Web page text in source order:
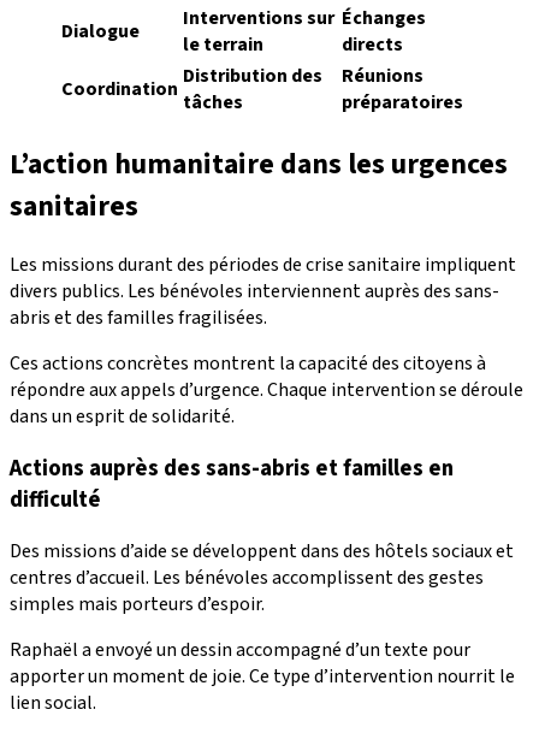
Dialogue
Interventions sur
le terrain
Échanges
directs
Coordination Distribution des
tâches
Réunions
préparatoires
L’action humanitaire dans les urgences
sanitaires
Les missions durant des périodes de crise sanitaire impliquent
divers publics. Les bénévoles interviennent auprès des sans-
abris et des familles fragilisées.
Ces actions concrètes montrent la capacité des citoyens à
répondre aux appels d’urgence. Chaque intervention se déroule
dans un esprit de solidarité.
Actions auprès des sans-abris et familles en
difficulté
Des missions d’aide se développent dans des hôtels sociaux et
centres d’accueil. Les bénévoles accomplissent des gestes
simples mais porteurs d’espoir.
Raphaël a envoyé un dessin accompagné d’un texte pour
apporter un moment de joie. Ce type d’intervention nourrit le
lien social.